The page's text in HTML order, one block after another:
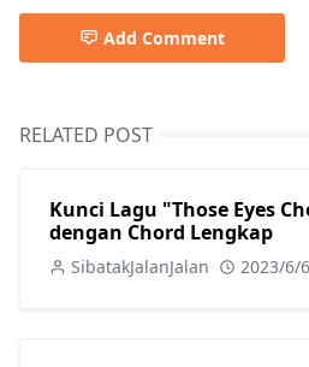
Add Comment
RELATED POST
Kunci Lagu "Those Eyes
dengan Chord Lengkap
SibatakJalanJalan 2023/6/6